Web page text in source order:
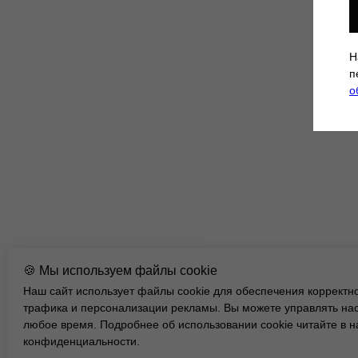
🍪 Мы используем файлы cookie
Наш сайт использует файлы cookie для обеспечения
трафика и персонализации рекламы. Вы можете управлять
любое время. Подробнее об использовании cookie читайте в
конфиденциальности.